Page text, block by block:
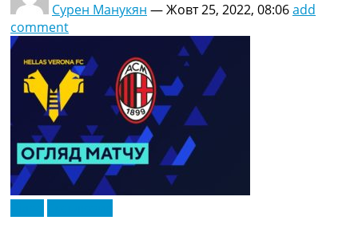
Сурен Манукян —Жовт 25, 2022, 08:06add
comment